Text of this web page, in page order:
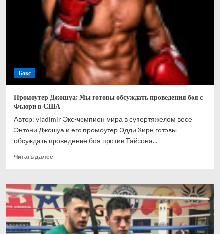
вес
Бокс
Промоутер Джошуа: Мы готовы обсуждать проведения боя с
Фьюри в США
Автор: vladimir Экс-чемпион мира в супертяжелом весе
Энтони Джошуа и его промоутер Эдди Хирн готовы
обсуждать проведение боя против Тайсона...
Читать далееПрочитать
Промоутер
Джошуа:
Мы
готовы
обсуждать
проведения